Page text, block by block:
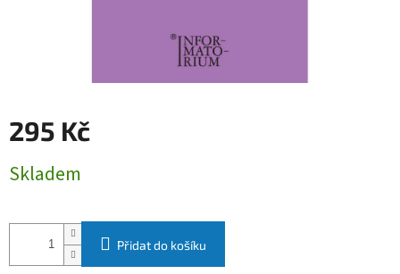
295 Kč
cena:
Skladem
Přidat do košíku